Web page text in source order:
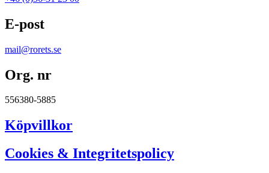
E-post
mail@rorets.se
Org. nr
556380-5885
Köpvillkor
Cookies & Integritetspolicy